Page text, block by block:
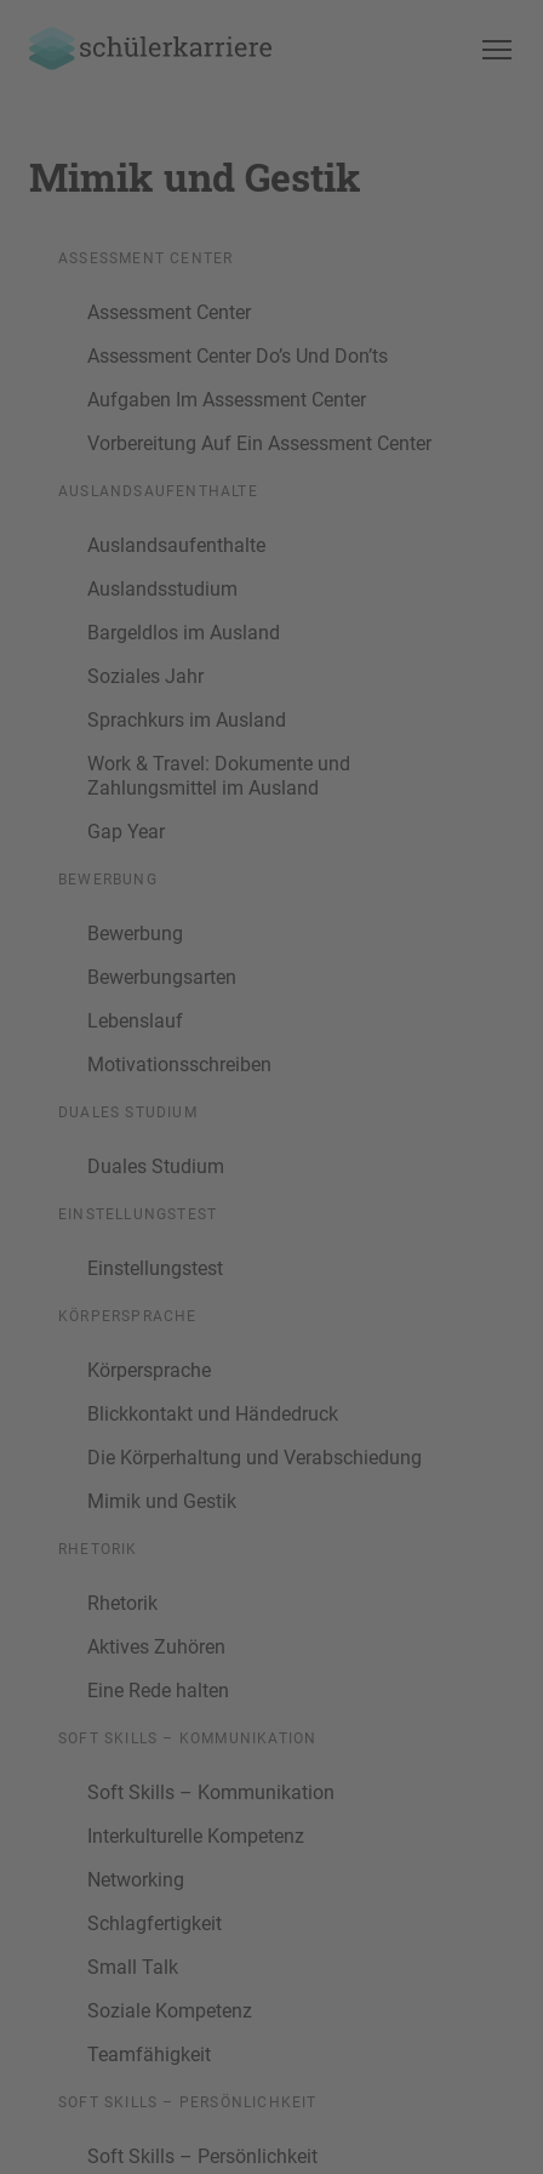
Mimik und Gestik
ASSESSMENT CENTER
Assessment Center
Assessment Center Do’s Und Don’ts
Aufgaben Im Assessment Center
Vorbereitung Auf Ein Assessment Center
AUSLANDSAUFENTHALTE
Auslandsaufenthalte
Auslandsstudium
Bargeldlos im Ausland
Soziales Jahr
Sprachkurs im Ausland
Work & Travel: Dokumente und
Zahlungsmittel im Ausland
Gap Year
BEWERBUNG
Bewerbung
Bewerbungsarten
Lebenslauf
Motivationsschreiben
DUALES STUDIUM
Duales Studium
EINSTELLUNGSTEST
Einstellungstest
KÖRPERSPRACHE
Körpersprache
Blickkontakt und Händedruck
Die Körperhaltung und Verabschiedung
Mimik und Gestik
RHETORIK
Rhetorik
Aktives Zuhören
Eine Rede halten
SOFT SKILLS – KOMMUNIKATION
Soft Skills – Kommunikation
Interkulturelle Kompetenz
Networking
Schlagfertigkeit
Small Talk
Soziale Kompetenz
Teamfähigkeit
SOFT SKILLS – PERSÖNLICHKEIT
Soft Skills – Persönlichkeit